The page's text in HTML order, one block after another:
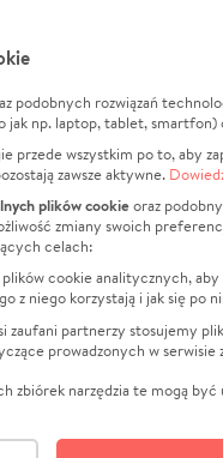
Informacje
Jak to działa?
Regulamin
Polityka
Kontakt
Porównanie
Polityka
Zarządzaj
podobnych rozwiązań
jak np. laptop, tablet,
wszystkim po to, aby
zawsze aktywne.
plików cookieoraz
zmiany swoich
celach:
cookie analitycznych,
z niego korzystają i jak się po
zaufani partnerzy stosujemy
prowadzonych w serwisie
zbiórek narzędzia te mogą